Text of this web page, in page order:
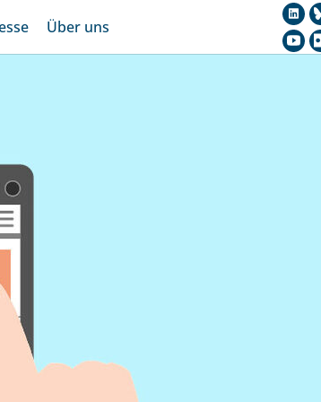
Über uns